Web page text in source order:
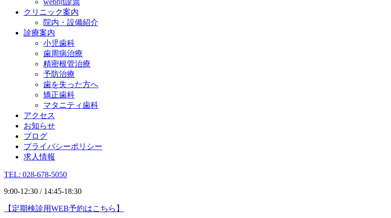
web問診票
クリニック案内
院内・設備紹介
診療案内
小児歯科
歯周病治療
精密根管治療
予防治療
歯を失った方へ
矯正歯科
マタニティ歯科
アクセス
お知らせ
ブログ
プライバシーポリシー
求人情報
TEL: 028-678-5050
9:00-12:30 / 14:45-18:30
【定期検診用WEB予約はこちら】